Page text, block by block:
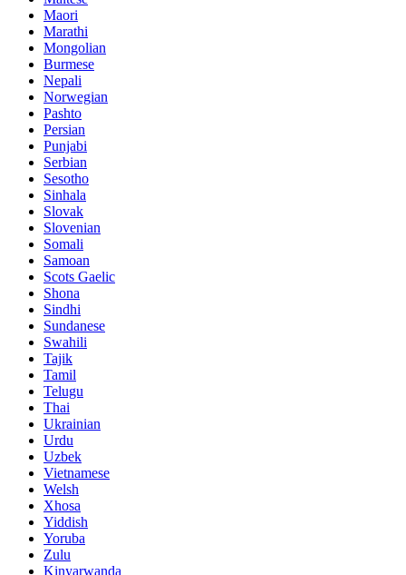
Maori
Marathi
Mongolian
Burmese
Nepali
Norwegian
Pashto
Persian
Punjabi
Serbian
Sesotho
Sinhala
Slovak
Slovenian
Somali
Samoan
Scots Gaelic
Shona
Sindhi
Sundanese
Swahili
Tajik
Tamil
Telugu
Thai
Ukrainian
Urdu
Uzbek
Vietnamese
Welsh
Xhosa
Yiddish
Yoruba
Zulu
Kinyarwanda